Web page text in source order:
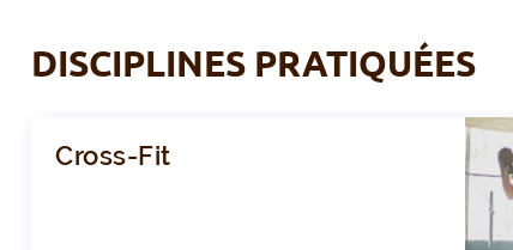
DISCIPLINES PRATIQUÉES
Cross-Fit